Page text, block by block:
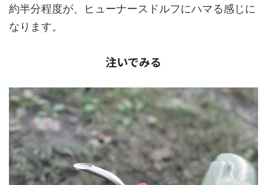
約半分程度が、ヒューナースドルフにハマる感じに
なります。
注いでみる